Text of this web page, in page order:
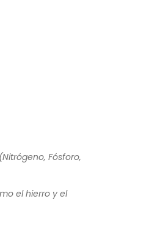
Fósforo,
el hierro y el